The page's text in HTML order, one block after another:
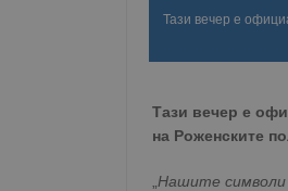
Тази вечер е
Тази вечер е
на Роженските
Нашите символи